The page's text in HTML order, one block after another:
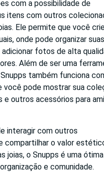
com a possibilidade de
itens com outros
Ele permite que você
onde pode organizar
fotos de alta
Além de ser uma
Snupps também funciona
você pode mostrar sua
e outros acessórios para
interagir com outros
compartilhar o valor
joias, o Snupps é uma ótima
e comunidade.